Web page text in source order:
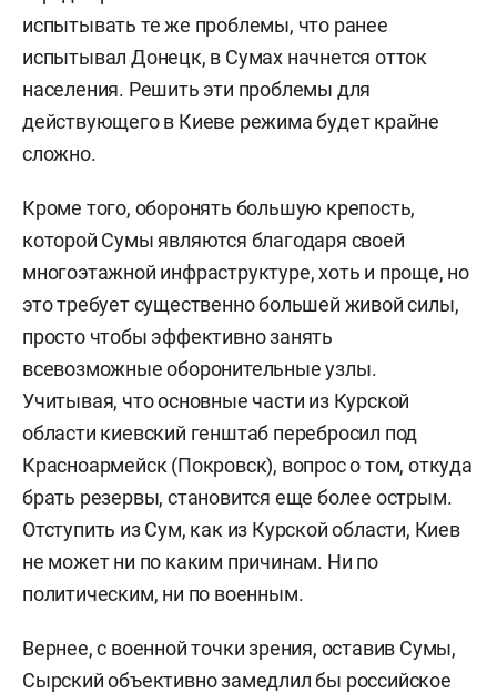
испытывать те же проблемы, что ранее
испытывал Донецк, в Сумах начнется отток
населения. Решить эти проблемы для
действующего в Киеве режима будет крайне
сложно.
Кроме того, оборонять большую крепость,
которой Сумы являются благодаря своей
многоэтажной инфраструктуре, хоть и проще, но
это требует существенно большей живой силы,
просто чтобы эффективно занять
всевозможные оборонительные узлы.
Учитывая, что основные части из Курской
области киевский генштаб перебросил под
Красноармейск (Покровск), вопрос о том, откуда
брать резервы, становится еще более острым.
Отступить из Сум, как из Курской области, Киев
не может ни по каким причинам. Ни по
политическим, ни по военным.
Вернее, с военной точки зрения, оставив Сумы,
Сырский объективно замедлил бы российское